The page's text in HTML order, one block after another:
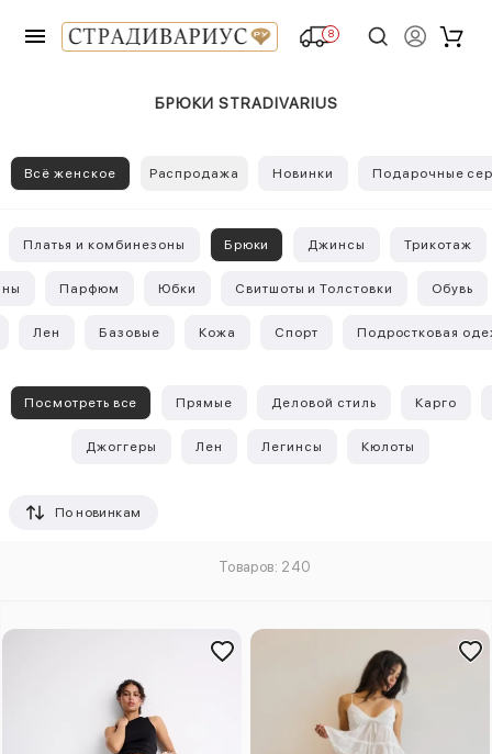
8
БРЮКИ STRADIVARIUS
Всё женское Распродажа Новинки Подарочные
Платья и комбинезоны Брюки Джинсы Трикотаж
Парфюм Юбки Свитшоты и Толстовки Обувь
Лен Базовые Кожа Спорт Подростковая
Посмотреть все Прямые Деловой стиль Карго
Джоггеры Лен Легинсы Кюлоты
По новинкам
Товаров: 240